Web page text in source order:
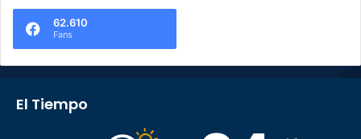
62.610
Fans
El Tiempo